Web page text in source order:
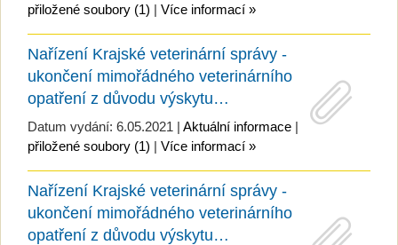
přiložené soubory (1) | Více informací »
Nařízení Krajské veterinární správy -
ukončení mimořádného veterinárního
opatření z důvodu výskytu…
Datum vydání: 6.05.2021 | Aktuální informace |
přiložené soubory (1) | Více informací »
Nařízení Krajské veterinární správy -
ukončení mimořádného veterinárního
opatření z důvodu výskytu…